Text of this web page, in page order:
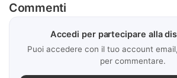
Commenti
Accedi per partecipare alla
Puoi accedere con il tuo account
per commentare.